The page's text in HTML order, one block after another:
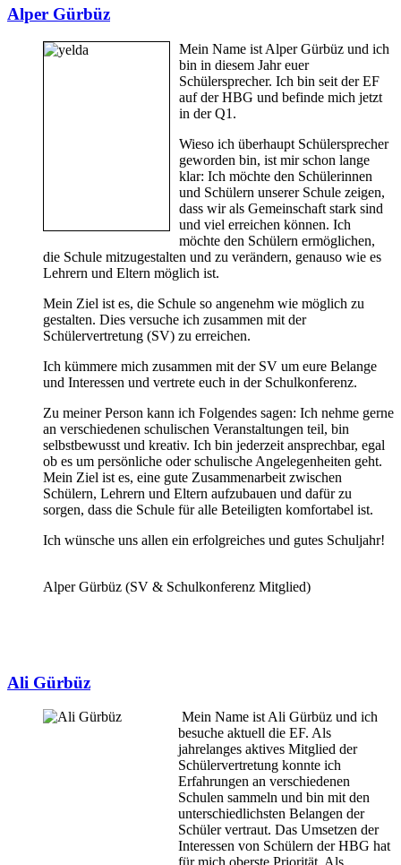
Alper Gürbüz
Mein Name ist Alper Gürbüz und ich
bin in diesem Jahr euer
Schülersprecher. Ich bin seit der EF
auf der HBG und befinde mich jetzt
in der Q1.
Wieso ich überhaupt Schülersprecher
geworden bin, ist mir schon lange
klar: Ich möchte den Schülerinnen
und Schülern unserer Schule zeigen,
dass wir als Gemeinschaft stark sind
und viel erreichen können. Ich
möchte den Schülern ermöglichen,
die Schule mitzugestalten und zu verändern, genauso wie es
Lehrern und Eltern möglich ist.
Mein Ziel ist es, die Schule so angenehm wie möglich zu
gestalten. Dies versuche ich zusammen mit der
Schülervertretung (SV) zu erreichen.
Ich kümmere mich zusammen mit der SV um eure Belange
und Interessen und vertrete euch in der Schulkonferenz.
Zu meiner Person kann ich Folgendes sagen: Ich nehme gerne
an verschiedenen schulischen Veranstaltungen teil, bin
selbstbewusst und kreativ. Ich bin jederzeit ansprechbar, egal
ob es um persönliche oder schulische Angelegenheiten geht.
Mein Ziel ist es, eine gute Zusammenarbeit zwischen
Schülern, Lehrern und Eltern aufzubauen und dafür zu
sorgen, dass die Schule für alle Beteiligten komfortabel ist.
Ich wünsche uns allen ein erfolgreiches und gutes Schuljahr!
Alper Gürbüz (SV & Schulkonferenz Mitglied)
Ali Gürbüz
Mein Name ist Ali Gürbüz und ich
besuche aktuell die EF. Als
jahrelanges aktives Mitglied der
Schülervertretung konnte ich
Erfahrungen an verschiedenen
Schulen sammeln und bin mit den
unterschiedlichsten Belangen der
Schüler vertraut. Das Umsetzen der
Interessen von Schülern der HBG hat